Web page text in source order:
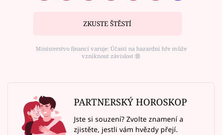
ZKUSTE ŠTĚSTÍ
Ministerstvo financí varuje: Účastí na hazardní hře může
vzniknout závislost ⑱
PARTNERSKÝ HOROSKOP
Jste si souzení? Zvolte znamení a
zjistěte, jestli vám hvězdy přejí.